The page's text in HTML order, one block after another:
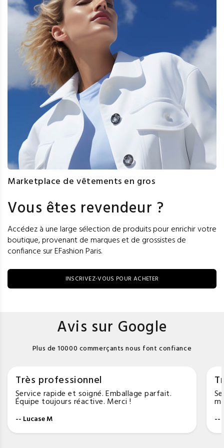
Marketplace de vêtements en gros
Vous êtes revendeur ?
Accédez à une large sélection de produits pour enrichir votre
boutique, provenant de marques et de grossistes de
confiance sur EFashion Paris.
INSCRIVEZ-VOUS POUR ACHETER
Avis sur Google
Plus de 10000 commerçants nous font confiance
Très professionnel
Service rapide et soigné. Emballage parfait.
Équipe toujours réactive. Merci !
-- Lucase M --